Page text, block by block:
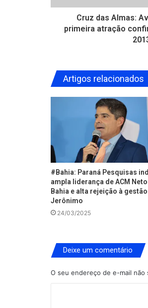
Cruz das Almas:
primeira atração
Artigos relacionados
#Bahia: Paraná Pesquisas
ampla liderança de ACM Neto
Bahia e alta rejeição à
Jerônimo
24/03/2025
Deixe um comentário
O seu endereço de e-mail não